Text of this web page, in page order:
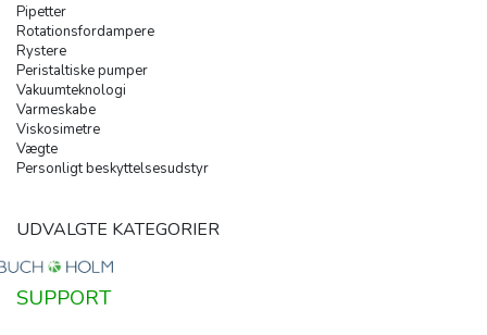
Pipetter
Rotationsfordampere
Rystere
Peristaltiske pumper
Vakuumteknologi
Varmeskabe
Viskosimetre
Vægte
Personligt beskyttelsesudstyr
UDVALGTE KATEGORIER
SUPPORT